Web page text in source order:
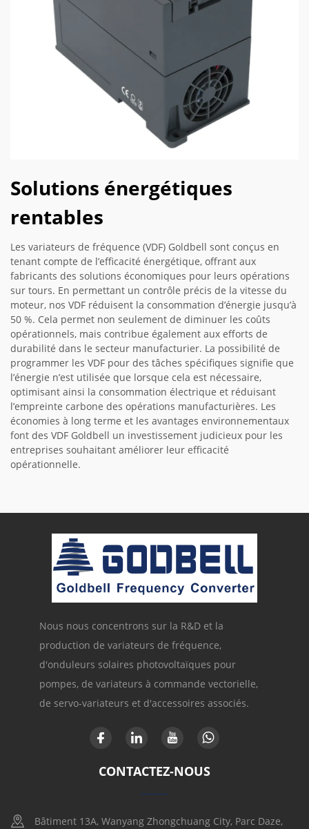
Solutions énergétiques
rentables
Les variateurs de fréquence (VDF) Goldbell sont conçus en
tenant compte de l’efficacité énergétique, offrant aux
fabricants des solutions économiques pour leurs opérations
sur tours. En permettant un contrôle précis de la vitesse du
moteur, nos VDF réduisent la consommation d’énergie jusqu’à
50 %. Cela permet non seulement de diminuer les coûts
opérationnels, mais contribue également aux efforts de
durabilité dans le secteur manufacturier. La possibilité de
programmer les VDF pour des tâches spécifiques signifie que
l’énergie n’est utilisée que lorsque cela est nécessaire,
optimisant ainsi la consommation électrique et réduisant
l’empreinte carbone des opérations manufacturières. Les
économies à long terme et les avantages environnementaux
font des VDF Goldbell un investissement judicieux pour les
entreprises souhaitant améliorer leur efficacité
opérationnelle.
Nous nous concentrons sur la R&D et la
production de variateurs de fréquence,
d'onduleurs solaires photovoltaïques pour
pompes, de variateurs à commande vectorielle,
de servo-variateurs et d'accessoires associés.
CONTACTEZ-NOUS
Bâtiment 13A, Wanyang Zhongchuang City, Parc Daze,